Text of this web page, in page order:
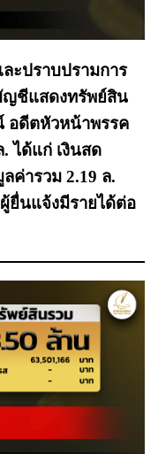
ะปราบปรามการ
ญชีแสดงทรัพย์สิน
อดีตหัวหน้าพรรค
ได้แก่ เงินสด
ค่ารวม 2.19 ล.
ยื่นแจ้งมีรายได้ต่อ